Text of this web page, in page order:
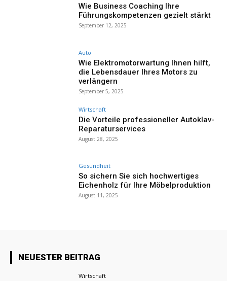
Wie Business Coaching Ihre
Führungskompetenzen gezielt stärkt
September 12, 2025
Auto
Wie Elektromotorwartung Ihnen hilft,
die Lebensdauer Ihres Motors zu
verlängern
September 5, 2025
Wirtschaft
Die Vorteile professioneller Autoklav-
Reparaturservices
August 28, 2025
Gesundheit
So sichern Sie sich hochwertiges
Eichenholz für Ihre Möbelproduktion
August 11, 2025
NEUESTER BEITRAG
Wirtschaft